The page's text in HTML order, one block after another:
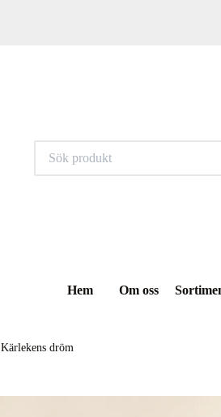
Hem Om oss
Kärlekens dröm